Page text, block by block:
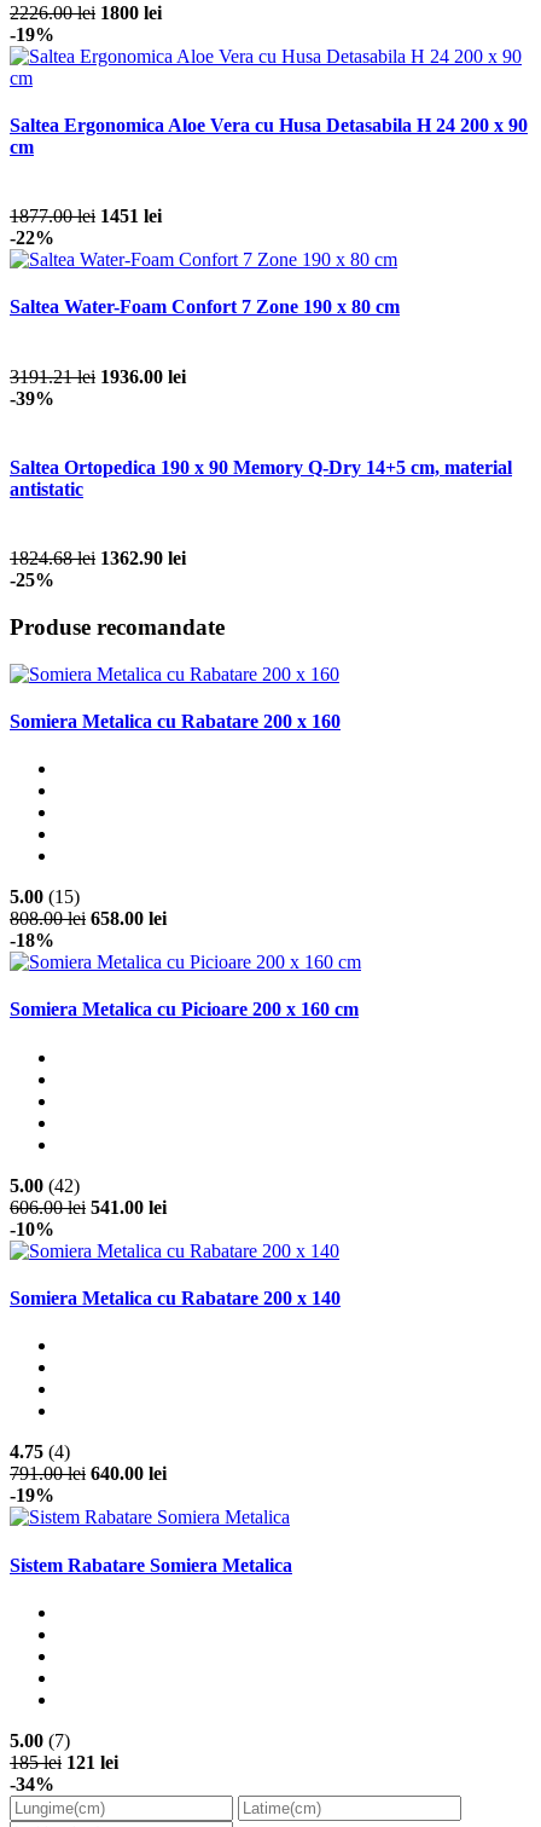
2226.00 lei 1800 lei
-19%
Saltea Ergonomica Aloe Vera cu Husa Detasabila H 24 200 x 90
cm
1877.00 lei 1451 lei
-22%
Saltea Water-Foam Confort 7 Zone 190 x 80 cm
3191.21 lei 1936.00 lei
-39%
Saltea Ortopedica 190 x 90 Memory Q-Dry 14+5 cm, material
antistatic
1824.68 lei 1362.90 lei
-25%
Produse recomandate
Somiera Metalica cu Rabatare 200 x 160
5.00 (15)
808.00 lei 658.00 lei
-18%
Somiera Metalica cu Picioare 200 x 160 cm
5.00 (42)
606.00 lei 541.00 lei
-10%
Somiera Metalica cu Rabatare 200 x 140
4.75 (4)
791.00 lei 640.00 lei
-19%
Sistem Rabatare Somiera Metalica
5.00 (7)
185 lei 121 lei
-34%